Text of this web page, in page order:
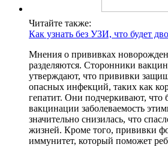
Читайте также:
Как узнать без УЗИ, что будет
Мнения о прививках
разделяются. Сторонники
утверждают, что прививки
опасных инфекций, таких как
гепатит. Они подчеркивают, что
вакцинации заболеваемость
значительно снизилась, что
жизней. Кроме того, прививки
иммунитет, который поможет